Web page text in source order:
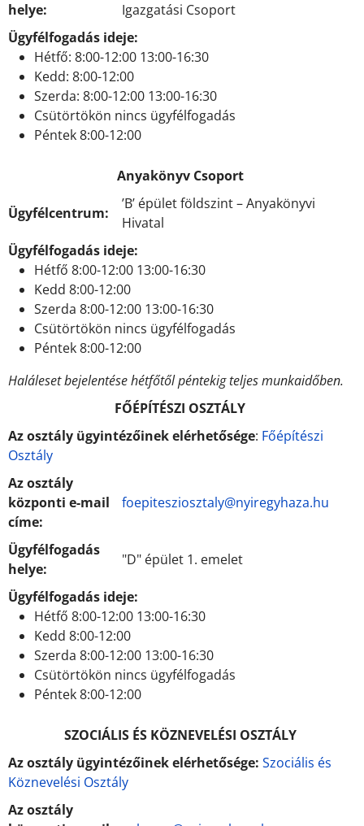
helye:
Igazgatási Csoport
Ügyfélfogadás ideje:
Hétfő: 8:00-12:00 13:00-16:30
Kedd: 8:00-12:00
Szerda: 8:00-12:00 13:00-16:30
Csütörtökön nincs ügyfélfogadás
Péntek 8:00-12:00
Anyakönyv Csoport
Ügyfélcentrum:
’B’ épület földszint – Anyakönyvi
Hivatal
Ügyfélfogadás ideje:
Hétfő 8:00-12:00 13:00-16:30
Kedd 8:00-12:00
Szerda 8:00-12:00 13:00-16:30
Csütörtökön nincs ügyfélfogadás
Péntek 8:00-12:00
Haláleset bejelentése hétfőtől péntekig teljes munkaidőben.
FŐÉPÍTÉSZI OSZTÁLY
Az osztály ügyintézőinek elérhetősége: Főépítészi
Osztály
Az osztály
központi e-mail
címe:
foepitesziosztaly@nyiregyhaza.hu
Ügyfélfogadás
helye:
"D" épület 1. emelet
Ügyfélfogadás ideje:
Hétfő 8:00-12:00 13:00-16:30
Kedd 8:00-12:00
Szerda 8:00-12:00 13:00-16:30
Csütörtökön nincs ügyfélfogadás
Péntek 8:00-12:00
SZOCIÁLIS ÉS KÖZNEVELÉSI OSZTÁLY
Az osztály ügyintézőinek elérhetősége: Szociális és
Köznevelési Osztály
Az osztály